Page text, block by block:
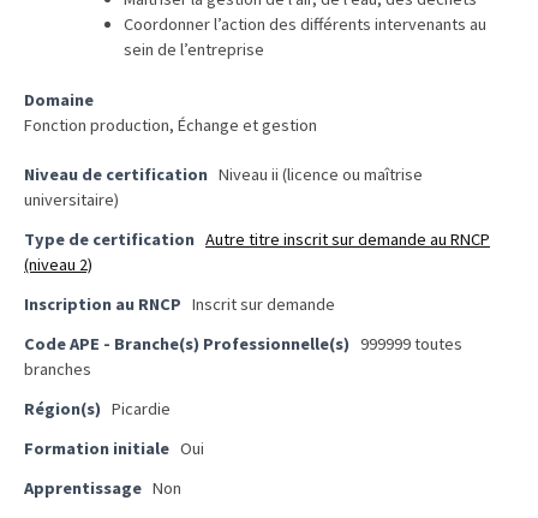
employeurs
organismes
formation
doivent
désormais
Rapport
Sénat
CPF
Coordonner l’action des différents intervenants au
sein de l’entreprise
Domaine
Fonction production, Échange et gestion
Niveau de certification Niveau ii (licence ou maîtrise
universitaire)
Type de certification Autre titre inscrit sur demande au RNCP
(niveau 2)
Inscription au RNCP Inscrit sur demande
Code APE - Branche(s) Professionnelle(s) 999999 toutes
branches
Région(s) Picardie
Formation initiale Oui
Apprentissage Non